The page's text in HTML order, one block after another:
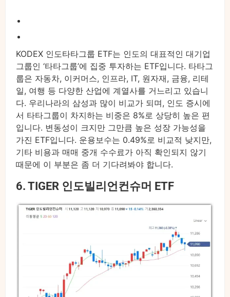
KODEX 인도타타그룹 ETF는 인도의 대표적인 대기업
그룹인 ‘타타그룹’에 집중 투자하는 ETF입니다. 타타그
룹은 자동차, 이커머스, 인프라, IT, 원자재, 금융, 리테
일, 여행 등 다양한 산업에 계열사를 거느리고 있습니
다. 우리나라의 삼성과 많이 비교가 되며, 인도 증시에
서 타타그룹이 차지하는 비중은 8%로 상당히 높은 편
입니다. 변동성이 크지만 그만큼 높은 성장 가능성을
가진 ETF입니다. 운용보수는 0.49%로 비교적 낮지만,
기타 비용과 매매 중개 수수료가 아직 확인되지 않기
때문에 이 부분은 좀 더 기다려봐야 합니다.
6. TIGER 인도빌리언컨슈머 ETF